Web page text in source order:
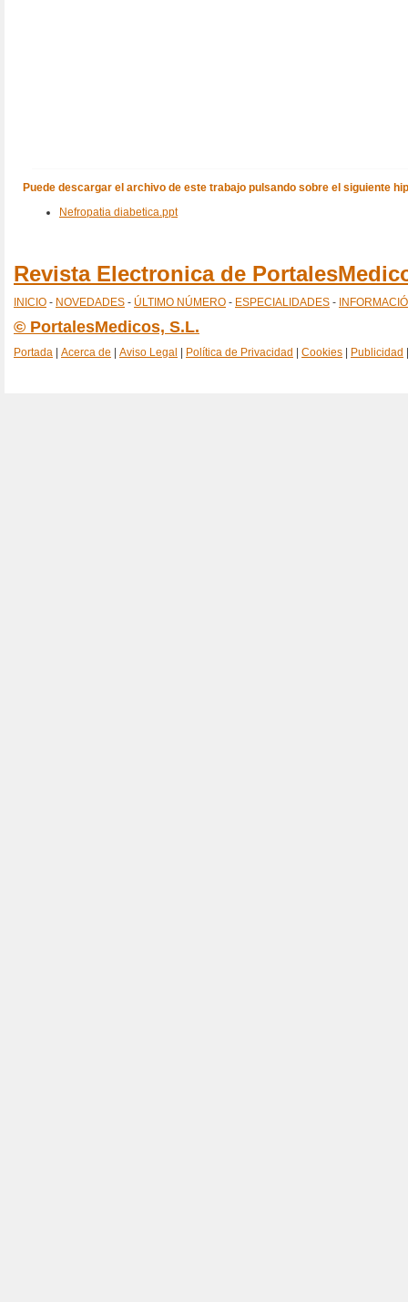
Puede descargar el archivo de este trabajo pulsando sobre el siguiente
Nefropatia diabetica.ppt
Revista Electronica de
INICIO - NOVEDADES - ÚLTIMO NÚMERO - ESPECIALIDADES -
© PortalesMedicos, S.L.
Portada Acerca de Aviso Legal Política de Privacidad Cookies Publicidad